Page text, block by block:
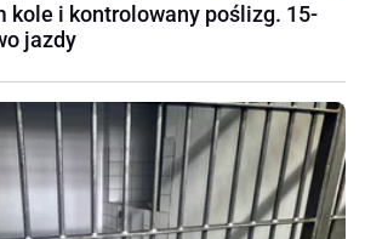
kole i kontrolowany poślizg. 15-
jazdy